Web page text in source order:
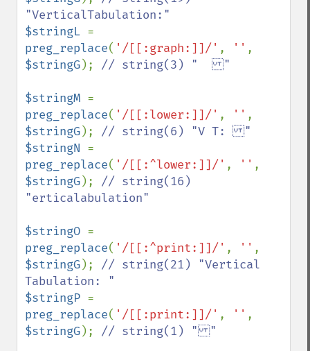
$stringL
preg_replace( '/[[:graph:]]/' , ''
$stringG); // string(3) "  "
$stringM
preg_replace( '/[[:lower:]]/' , ''
$stringG);
$stringN
preg_replace( '/[[:^lower:]]/' , ''
$stringG); // string(16)
"erticalabulation"
$stringO
preg_replace( '/[[:^print:]]/' , ''
$stringG); // string(21) "Vertical
$stringP
preg_replace( '/[[:print:]]/' , ''
$stringG); // string(1) ""